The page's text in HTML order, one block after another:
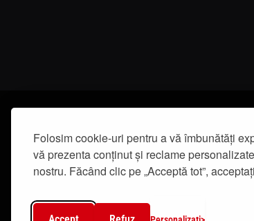
Folosim cookie-uri pentru a vă îmbunătăți
vă prezenta conținut și reclame
nostru. Făcând clic pe „Acceptă tot”,